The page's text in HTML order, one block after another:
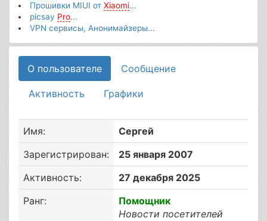
Прошивки MIUI отXiaomi...
picsay Pro...
VPN сервисы, Анонимайзеры...
О пользователе Сообщение
Активность Графики
Имя:
Сергей
Зарегистрирован:
25 января 2007
Активность:
27 декабря 2025
Ранг:
Помощник
Новости посетителей